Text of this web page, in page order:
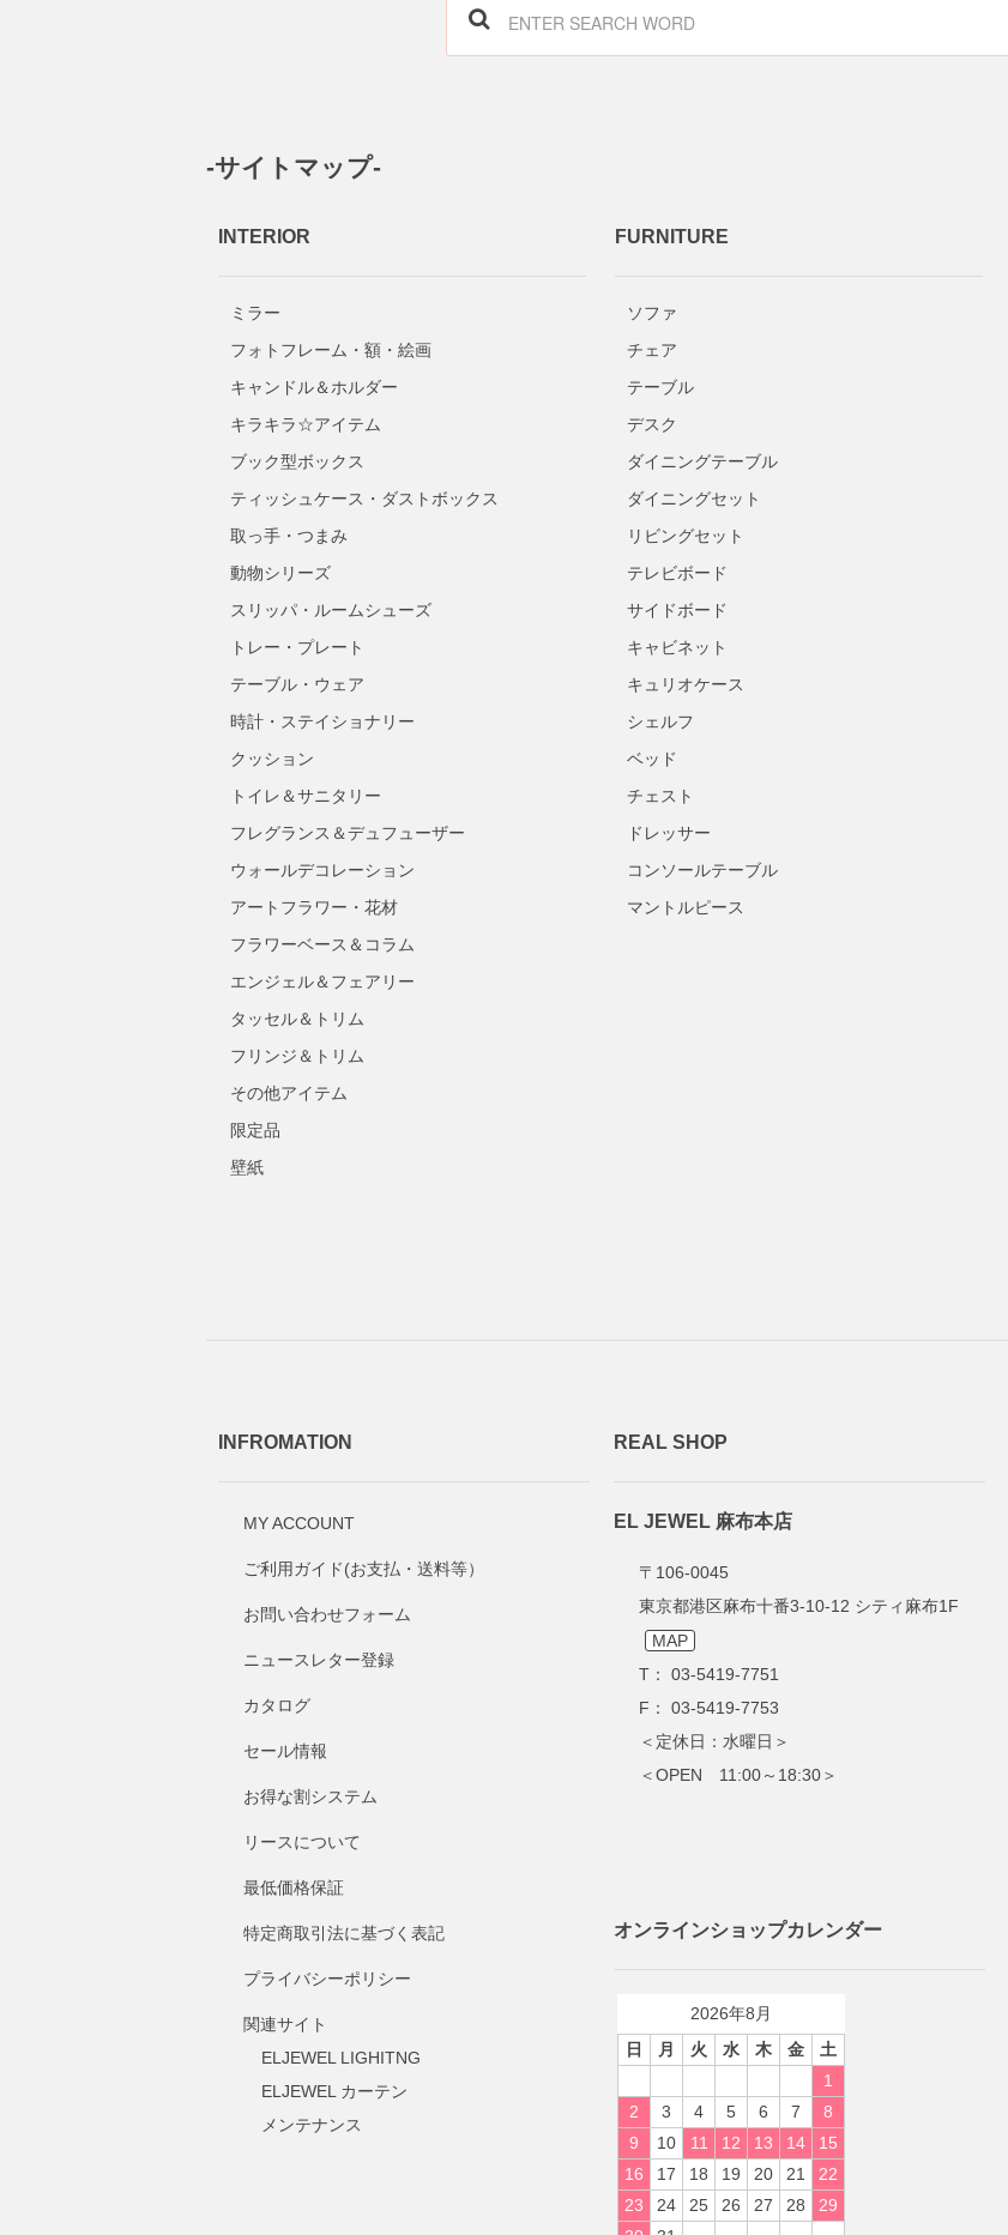
-サイトマップ-
INTERIOR
ミラー
フォトフレーム・額・絵画
キャンドル＆ホルダー
キラキラ☆アイテム
ブック型ボックス
ティッシュケース・ダストボックス
取っ手・つまみ
動物シリーズ
スリッパ・ルームシューズ
トレー・プレート
テーブル・ウェア
時計・ステイショナリー
クッション
トイレ＆サニタリー
フレグランス＆デュフューザー
ウォールデコレーション
アートフラワー・花材
フラワーベース＆コラム
エンジェル＆フェアリー
タッセル＆トリム
フリンジ＆トリム
その他アイテム
限定品
壁紙
FURNITURE
ソファ
チェア
テーブル
デスク
ダイニングテーブル
ダイニングセット
リビングセット
テレビボード
サイドボード
キャビネット
キュリオケース
シェルフ
ベッド
チェスト
ドレッサー
コンソールテーブル
マントルピース
INFROMATION
MY ACCOUNT
ご利用ガイド(お支払・送料等）
お問い合わせフォーム
ニュースレター登録
カタログ
セール情報
お得な割システム
リースについて
最低価格保証
特定商取引法に基づく表記
プライバシーポリシー
関連サイト
ELJEWEL LIGHITNG
ELJEWEL カーテン
メンテナンス
REAL SHOP
EL JEWEL 麻布本店
〒106-0045
東京都港区麻布十番3-10-12 シティ麻布1F
MAP
T： 03-5419-7751
F： 03-5419-7753
＜定休日：水曜日＞
＜OPEN 11:00～18:30＞
オンラインショップカレンダー
2026年8月
日
月 火 水 木 金
土
1
2
3 4 5 6 7
8
9
10 11 12 13 14
15
16
17 18 19 20 21
22
23
24 25 26 27 28
29